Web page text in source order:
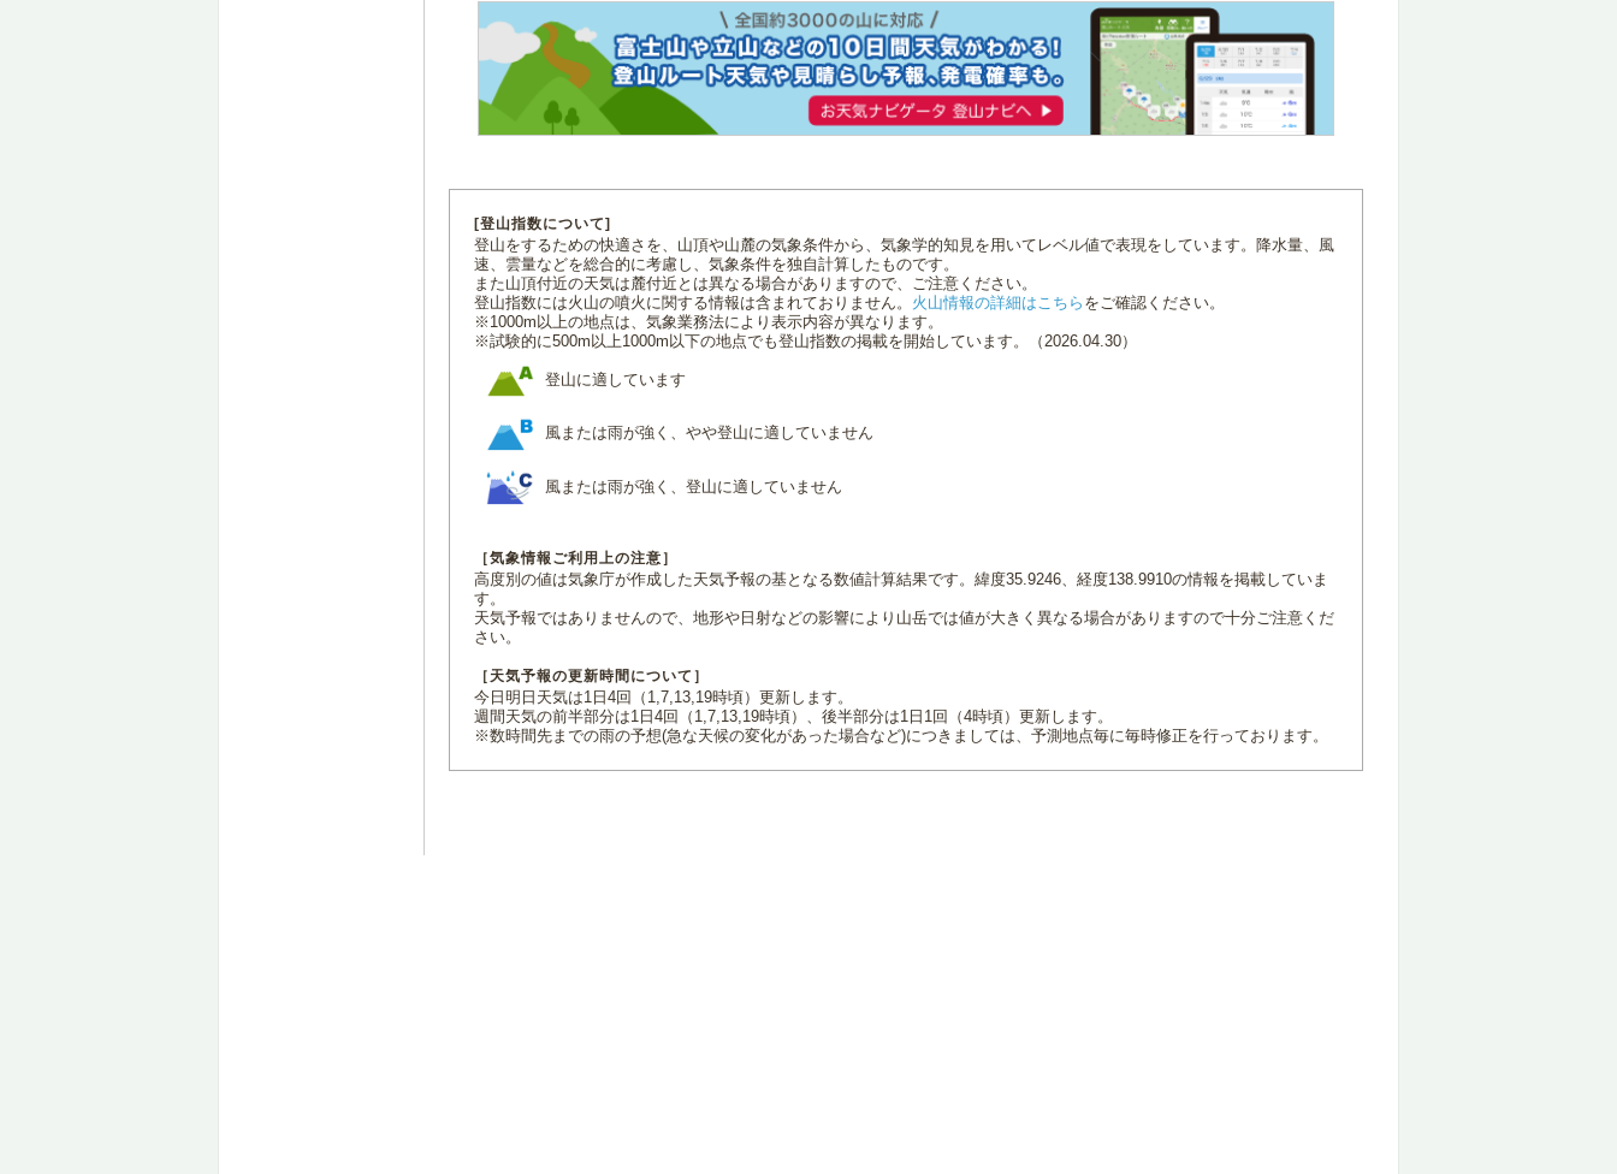
[登山指数について]
登山をするための快適さを、山頂や山麓の気象条件から、気象学的知見を用いてレベル値で表現をしています。降水量、風
速、雲量などを総合的に考慮し、気象条件を独自計算したものです。
また山頂付近の天気は麓付近とは異なる場合がありますので、ご注意ください。
登山指数には火山の噴火に関する情報は含まれておりません。 火山情報の詳細はこちら をご確認ください。
※1000m以上の地点は、気象業務法により表示内容が異なります。
※試験的に500m以上1000m以下の地点でも登山指数の掲載を開始しています。（2026.04.30）
登山に適しています
風または雨が強く、やや登山に適していません
風または雨が強く、登山に適していません
［気象情報ご利用上の注意］
高度別の値は気象庁が作成した天気予報の基となる数値計算結果です。緯度35.9246、経度138.9910の情報を掲載していま
す。
天気予報ではありませんので、地形や日射などの影響により山岳では値が大きく異なる場合がありますので十分ご注意くだ
さい。
［天気予報の更新時間について］
今日明日天気は1日4回（1,7,13,19時頃）更新します。
週間天気の前半部分は1日4回（1,7,13,19時頃）、後半部分は1日1回（4時頃）更新します。
※数時間先までの雨の予想(急な天候の変化があった場合など)につきましては、予測地点毎に毎時修正を行っております。